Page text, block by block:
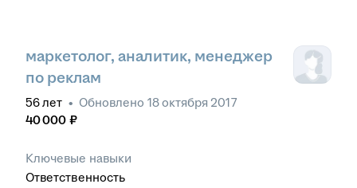
маркетолог, аналитик, менеджер
по реклам
56лет • Обновлено 18 октября 2017
40 000 ₽
Ключевые навыки
Ответственность